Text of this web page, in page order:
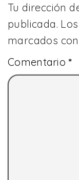
Tu dirección
publicada.
marcados
Comentario*